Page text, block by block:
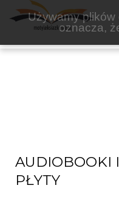
RTCK
Używamy plików
oznacza,
AUDIOBOOKI I
PŁYTY